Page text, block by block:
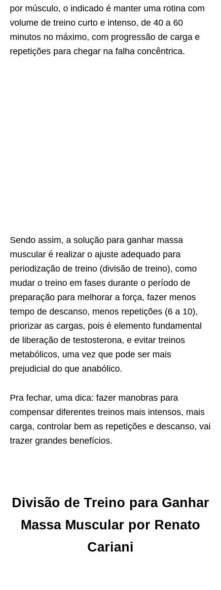
por músculo, o indicado é manter uma rotina com
volume de treino curto e intenso, de 40 a 60
minutos no máximo, com progressão de carga e
repetições para chegar na falha concêntrica.
Sendo assim, a solução para ganhar massa
muscular é realizar o ajuste adequado para
periodização de treino (divisão de treino), como
mudar o treino em fases durante o período de
preparação para melhorar a força, fazer menos
tempo de descanso, menos repetições (6 a 10),
priorizar as cargas, pois é elemento fundamental
de liberação de testosterona, e evitar treinos
metabólicos, uma vez que pode ser mais
prejudicial do que anabólico.
Pra fechar, uma dica: fazer manobras para
compensar diferentes treinos mais intensos, mais
carga, controlar bem as repetições e descanso, vai
trazer grandes benefícios.
Divisão de Treino para Ganhar
Massa Muscular por Renato
Cariani